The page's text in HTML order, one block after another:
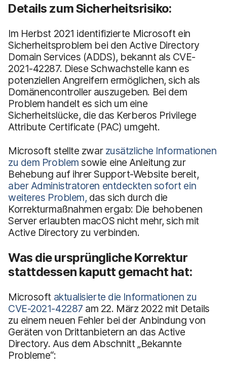
Details zum Sicherheitsrisiko:
Im Herbst 2021 identifizierte Microsoft ein
Sicherheitsproblem bei den Active Directory
Domain Services (ADDS), bekannt als CVE-
2021-42287. Diese Schwachstelle kann es
potenziellen Angreifern ermöglichen, sich als
Domänencontroller auszugeben. Bei dem
Problem handelt es sich um eine
Sicherheitslücke, die das Kerberos Privilege
Attribute Certificate (PAC) umgeht.
Microsoft stellte zwar zusätzliche Informationen
zu dem Problem sowie eine Anleitung zur
Behebung auf ihrer Support-Website bereit,
aber Administratoren entdeckten sofort ein
weiteres Problem, das sich durch die
Korrekturmaßnahmen ergab: Die behobenen
Server erlaubten macOS nicht mehr, sich mit
Active Directory zu verbinden.
Was die ursprüngliche Korrektur
stattdessen kaputt gemacht hat:
Microsoft aktualisierte die Informationen zu
CVE-2021-42287 am 22. März 2022 mit Details
zu einem neuen Fehler bei der Anbindung von
Geräten von Drittanbietern an das Active
Directory. Aus dem Abschnitt „Bekannte
Probleme“: